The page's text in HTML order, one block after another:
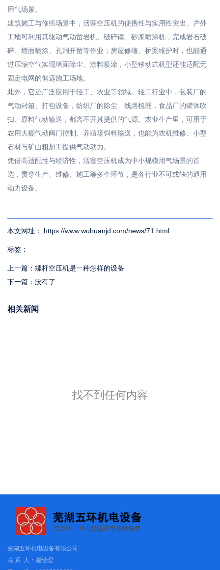
用气场景。
建筑施工与修缮场景中，活塞空压机的便携性与实用性突出。户外
工地可利用其驱动气动凿岩机、破碎锤、砂浆喷涂机，完成岩石破
碎、墙面喷涂、孔洞开凿等作业；房屋修缮、桥梁维护时，也能通
过压缩空气实现墙面除尘、涂料喷涂，小型移动式机型还能适配无
固定电网的偏远施工场地。
此外，它还广泛应用于轻工、农业等领域。轻工行业中，包装厂的
气动封箱、打包设备，纺织厂的除尘、线路梳理，食品厂的罐体吹
扫、原料气动输送，都离不开其提供的气源。农业生产里，可用于
农用大棚气动阀门控制、养殖场饲料输送，也能为农机维修、小型
石材与矿山粗加工提供气动动力。
凭借高适配性与经济性，活塞空压机成为中小规模用气场景的首
选，贯穿生产、维修、施工等多个环节，是各行业不可或缺的通用
动力设备。
本文网址： https://www.wuhuanjd.com/news/71.html
标签：
上一篇： 螺杆空压机是一种怎样的设备
下一篇： 没有了
相关新闻
找不到任何内容
芜湖五环机电设备有限公司
联 系 人：崔经理